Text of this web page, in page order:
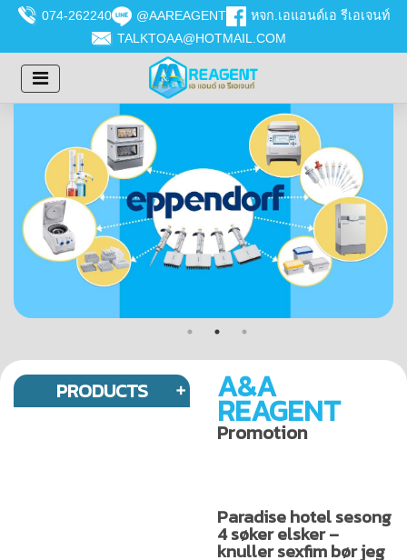
074-262240 @AAREAGENT
หจก.เอแอนด์เอ รีเอเจนท์
TALKTOAA@HOTMAIL.COM
PRODUCTS A&A
REAGENT
Promotion
Paradise hotel sesong
4 søker elsker –
knuller sexfim bør jeg